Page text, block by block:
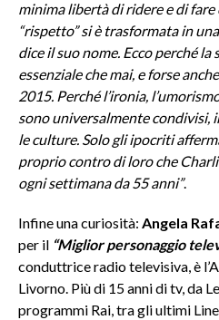
minima libertà di ridere e di
“rispetto” si è trasformata in
dice il suo nome. Ecco perché la
essenziale che mai, e forse
2015. Perché l’ironia,
sono universalmente condivisi,
le culture. Solo gli ipocriti
proprio contro di loro che
ogni settimana da 55 anni”.
Infine una curiosità: Angela
per il “Miglior personaggio
conduttrice radio televisiva, è
Livorno. Più di 15 anni di tv, da
programmi Rai, tra gli ultimi